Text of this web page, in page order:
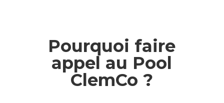
Pourquoi faire
appel au Pool
ClemCo ?